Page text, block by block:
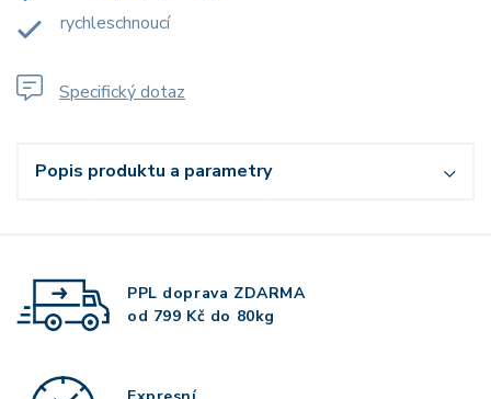
rychleschnoucí
Specifický dotaz
Popis produktu a parametry
PPL doprava ZDARMA
od 799 Kč do 80kg